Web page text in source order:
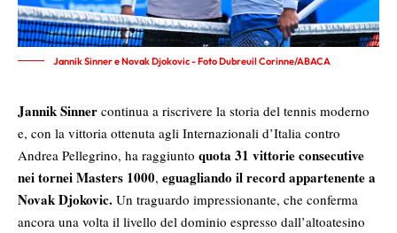
Jannik Sinner e Novak Djokovic - Foto Dubreuil Corinne/ABACA
Jannik Sinner continua a riscrivere la storia del tennis moderno
e, con la vittoria ottenuta agli Internazionali d’Italia contro
Andrea Pellegrino, ha raggiunto quota 31 vittorie consecutive
nei tornei Masters 1000, eguagliando il record appartenente a
Novak Djokovic. Un traguardo impressionante, che conferma
ancora una volta il livello del dominio espresso dall’altoatesino